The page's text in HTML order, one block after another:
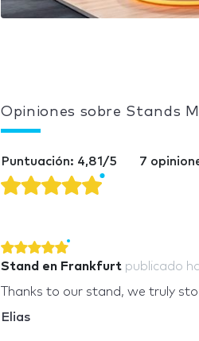
Opiniones sobre Stands
Puntuación: 4,81/5 7
Stand en Frankfurt publicado
Thanks to our stand, we truly
Elias